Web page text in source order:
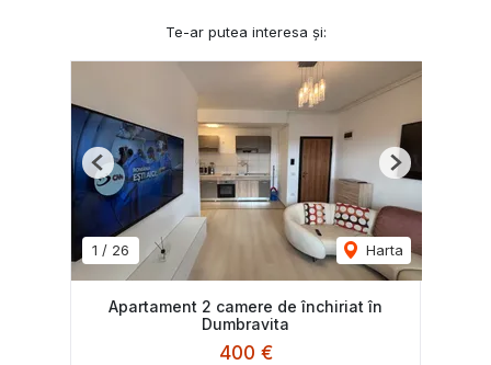
Te-ar putea interesa și:
1 / 26 Harta
Previous Next
Apartament 2 camere de închiriat în
Dumbravita
400 €